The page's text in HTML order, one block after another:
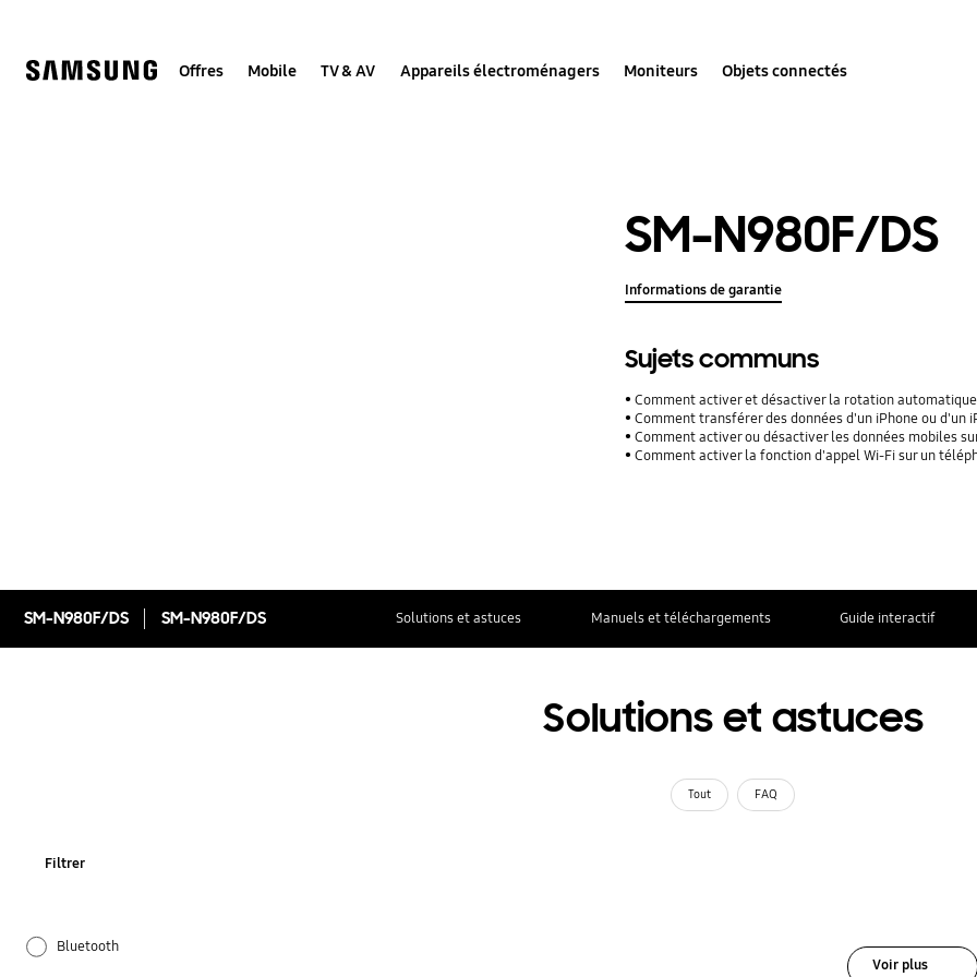
Offres Mobile TV & AV Appareils électroménagers Moniteurs Objets connectés
SM-N980F/DS
Informations de garantie
Sujets communs
Comment activer et désactiver la rotation
Comment transférer des données d'un iPhone ou d'un
Comment activer ou désactiver les données mobiles
Comment activer la fonction d'appel Wi-Fi sur un
SM-N980F/DS SM-N980F/DS Solutions et astuces Manuels et téléchargements Guide interactif
Solutions et astuces
Tout FAQ
Filtrer
Bluetooth
Voir plus